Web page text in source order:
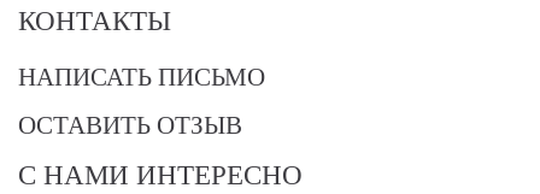
КОНТАКТЫ
НАПИСАТЬ ПИСЬМО
ОСТАВИТЬ ОТЗЫВ
С НАМИ ИНТЕРЕСНО